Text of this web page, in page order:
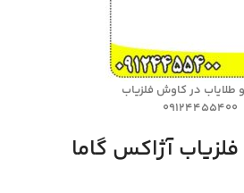
طلایاب در کاوش فلزیاب
09124455400
آژاکس گاما